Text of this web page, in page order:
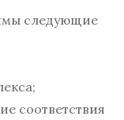
следующие
соответствия